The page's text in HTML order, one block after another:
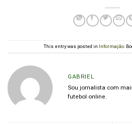
This entry was posted in Informação.
GABRIEL
Sou jornalista com
futebol online.